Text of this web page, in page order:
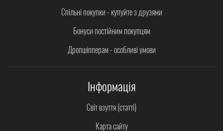
Спільні покупки - купуйте з друзями
Бонуси постійним покупцям
Дропшіпперам - особливі умови
Інформація
Світ взуття (статті)
Карта сайту